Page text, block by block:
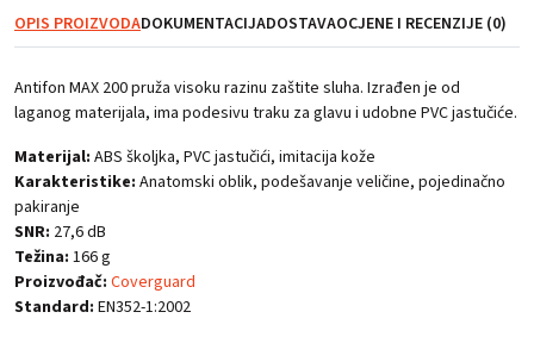
OPIS PROIZVODADOKUMENTACIJADOSTAVAOCJENE I RECENZIJE (0)
Antifon MAX 200 pruža visoku razinu zaštite sluha. Izrađen je od
laganog materijala, ima podesivu traku za glavu i udobne PVC jastučiće.
Materijal: ABS školjka, PVC jastučići, imitacija kože
Karakteristike: Anatomski oblik, podešavanje veličine, pojedinačno
pakiranje
SNR: 27,6 dB
Težina: 166 g
Proizvođač: Coverguard
Standard: EN352-1:2002